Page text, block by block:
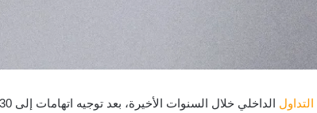
التداول